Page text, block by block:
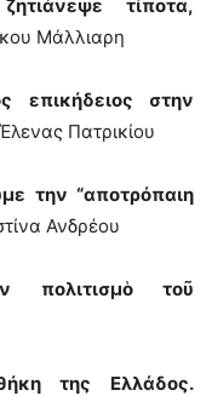
τίποτα,
Μάλλιαρη
επικήδειος στην
Πατρικίου
την “αποτρόπαιη
Ανδρέου
πολιτισμὸ τοῦ
της Ελλάδος.